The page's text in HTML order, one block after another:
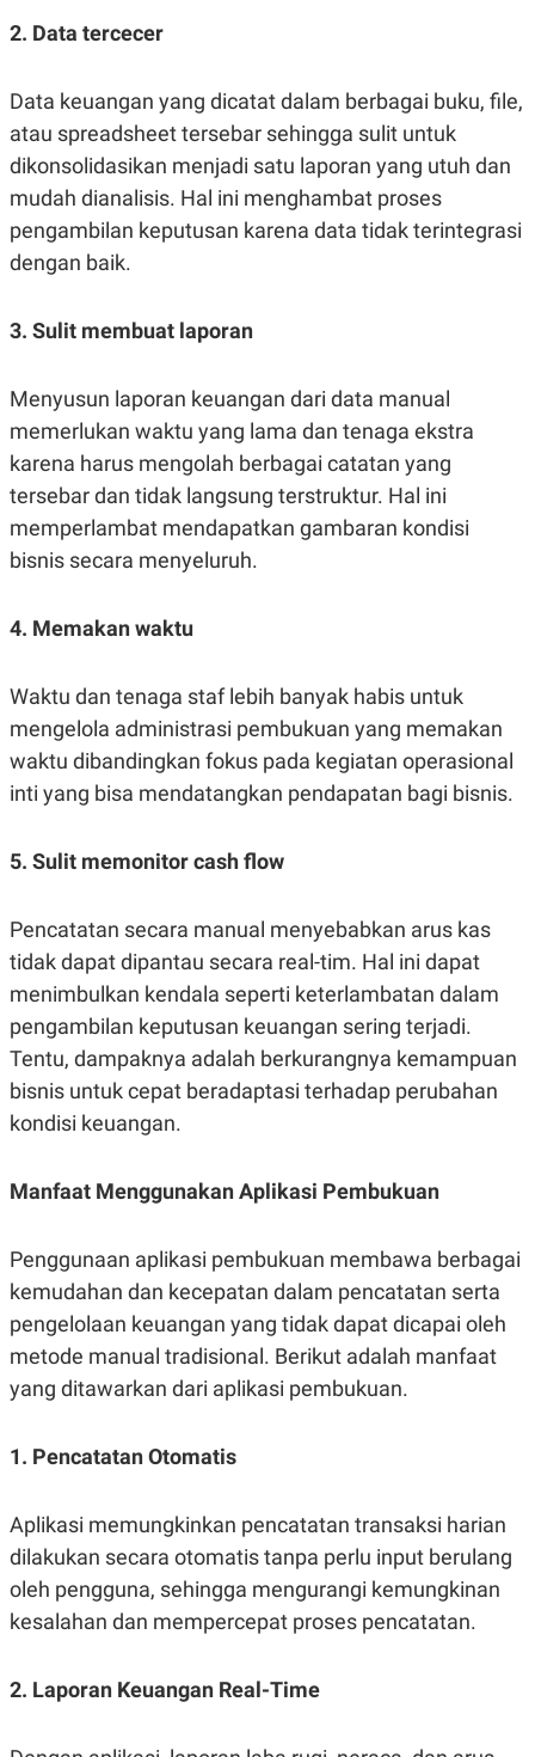
A
T
T
G
E
O
N
T
A
T
I
P
S
U
K
O
N
T
N
A
C
A
M
Y
P
R
E
S
R
E
L
E
E
.
L
A
N
G
G
A
N
A
K
K
I
N
E
R
J
M
N
P
A
E
R
D
V
R
I
S
E
D
I
A
I
SITEMAPPROFILETERM
PEDOMAN
PEMBERITAAN
PRIVACY
POLICY
2. Data tercecer
Data keuangan yang dicatat dalam berbagai buku, file,
atau spreadsheet tersebar sehingga sulit untuk
dikonsolidasikan menjadi satu laporan yang utuh dan
mudah dianalisis. Hal ini menghambat proses
pengambilan keputusan karena data tidak terintegrasi
dengan baik.
3. Sulit membuat laporan
Menyusun laporan keuangan dari data manual
memerlukan waktu yang lama dan tenaga ekstra
karena harus mengolah berbagai catatan yang
tersebar dan tidak langsung terstruktur. Hal ini
memperlambat mendapatkan gambaran kondisi
bisnis secara menyeluruh.
4. Memakan waktu
Waktu dan tenaga staf lebih banyak habis untuk
mengelola administrasi pembukuan yang memakan
waktu dibandingkan fokus pada kegiatan operasional
inti yang bisa mendatangkan pendapatan bagi bisnis.
5. Sulit memonitor cash flow
Pencatatan secara manual menyebabkan arus kas
tidak dapat dipantau secara real-tim. Hal ini dapat
menimbulkan kendala seperti keterlambatan dalam
pengambilan keputusan keuangan sering terjadi.
Tentu, dampaknya adalah berkurangnya kemampuan
bisnis untuk cepat beradaptasi terhadap perubahan
kondisi keuangan.
Manfaat Menggunakan Aplikasi Pembukuan
Penggunaan aplikasi pembukuan membawa berbagai
kemudahan dan kecepatan dalam pencatatan serta
pengelolaan keuangan yang tidak dapat dicapai oleh
metode manual tradisional. Berikut adalah manfaat
yang ditawarkan dari aplikasi pembukuan.
1. Pencatatan Otomatis
Aplikasi memungkinkan pencatatan transaksi harian
dilakukan secara otomatis tanpa perlu input berulang
oleh pengguna, sehingga mengurangi kemungkinan
kesalahan dan mempercepat proses pencatatan.
2. Laporan Keuangan Real-Time